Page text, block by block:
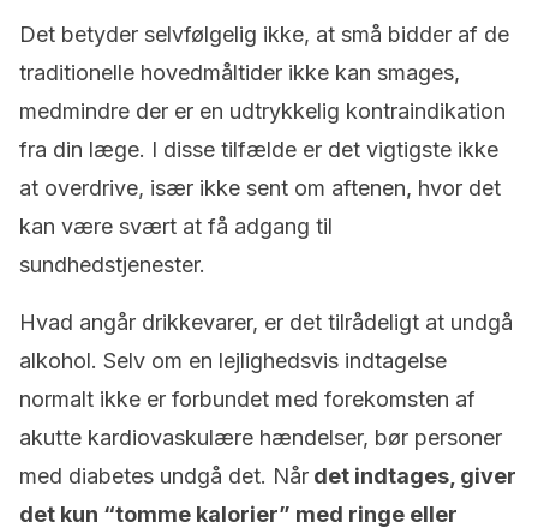
Det betyder selvfølgelig ikke, at små bidder af de
traditionelle hovedmåltider ikke kan smages,
medmindre der er en udtrykkelig kontraindikation
fra din læge. I disse tilfælde er det vigtigste ikke
at overdrive, især ikke sent om aftenen, hvor det
kan være svært at få adgang til
sundhedstjenester.
Hvad angår drikkevarer, er det tilrådeligt at undgå
alkohol. Selv om en lejlighedsvis indtagelse
normalt ikke er forbundet med forekomsten af
akutte kardiovaskulære hændelser, bør personer
med diabetes undgå det. Når det indtages, giver
det kun “tomme kalorier” med ringe eller